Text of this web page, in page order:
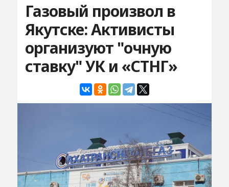
Газовый произвол в
Якутске: Активисты
организуют "очную
ставку" УК и «СТНГ»